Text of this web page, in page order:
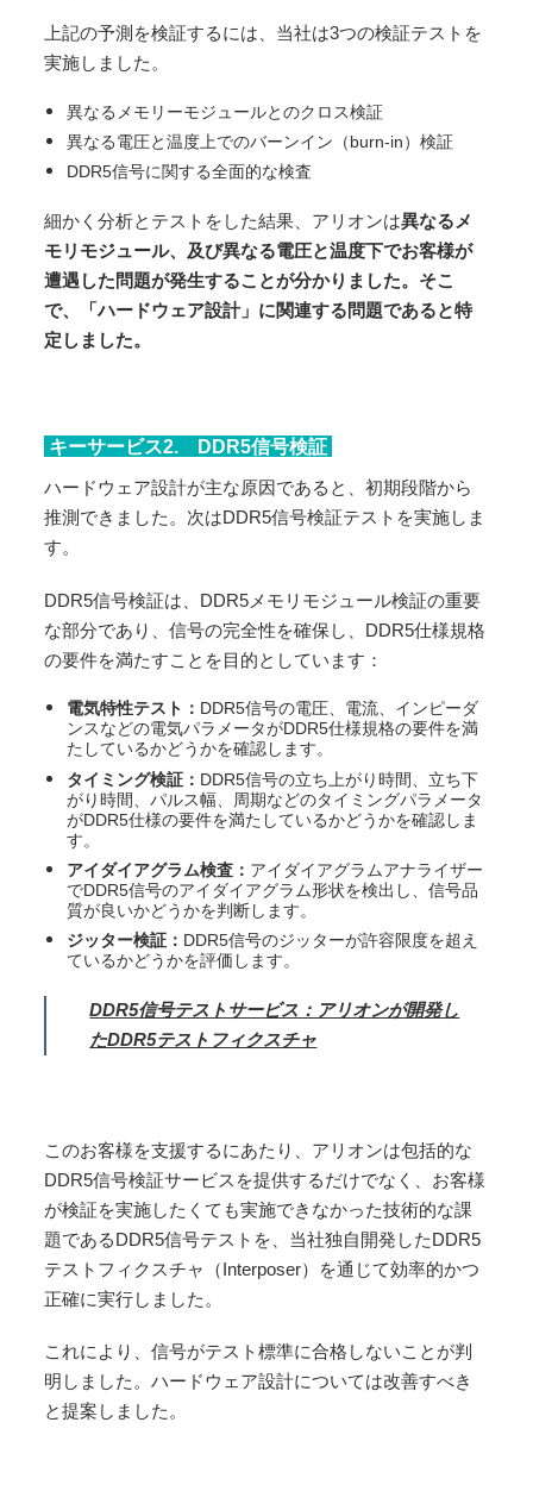
上記の予測を検証するには、当社は3つの検証テストを
実施しました。
異なるメモリーモジュールとのクロス検証
異なる電圧と温度上でのバーンイン（burn-in）検証
DDR5信号に関する全面的な検査
細かく分析とテストをした結果、アリオンは異なるメ
モリモジュール、及び異なる電圧と温度下でお客様が
遭遇した問題が発生することが分かりました。そこ
で、「ハードウェア設計」に関連する問題であると特
定しました。
キーサービス2. DDR5信号検証
ハードウェア設計が主な原因であると、初期段階から
推測できました。次はDDR5信号検証テストを実施しま
す。
DDR5信号検証は、DDR5メモリモジュール検証の重要
な部分であり、信号の完全性を確保し、DDR5仕様規格
の要件を満たすことを目的としています：
電気特性テスト： DDR5信号の電圧、電流、インピーダ
ンスなどの電気パラメータがDDR5仕様規格の要件を満
たしているかどうかを確認します。
タイミング検証： DDR5信号の立ち上がり時間、立ち下
がり時間、パルス幅、周期などのタイミングパラメータ
がDDR5仕様の要件を満たしているかどうかを確認しま
す。
アイダイアグラム検査： アイダイアグラムアナライザー
でDDR5信号のアイダイアグラム形状を検出し、信号品
質が良いかどうかを判断します。
ジッター検証： DDR5信号のジッターが許容限度を超え
ているかどうかを評価します。
DDR5信号テストサービス：アリオンが開発し
たDDR5テストフィクスチャ
このお客様を支援するにあたり、アリオンは包括的な
DDR5信号検証サービスを提供するだけでなく、お客様
が検証を実施したくても実施できなかった技術的な課
題であるDDR5信号テストを、当社独自開発したDDR5
テストフィクスチャ（Interposer）を通じて効率的かつ
正確に実行しました。
これにより、信号がテスト標準に合格しないことが判
明しました。ハードウェア設計については改善すべき
と提案しました。